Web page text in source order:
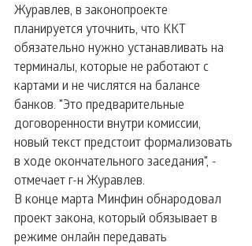
Журавлев, в законопроекте
планируется уточнить, что ККТ
обязательно нужно устанавливать на
терминалы, которые не работают с
картами и не числятся на балансе
банков. "Это предварительные
договоренности внутри комиссии,
новый текст предстоит формализовать
в ходе окончательного заседания", -
отмечает г-н Журавлев.
В конце марта Минфин обнародовал
проект закона, который обязывает в
режиме онлайн передавать